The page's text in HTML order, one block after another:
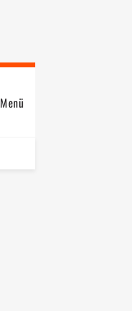
Menü